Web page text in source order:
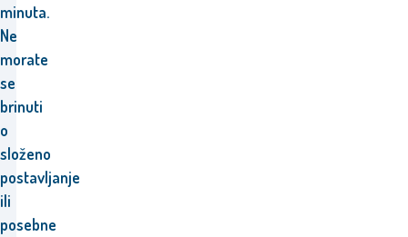
minuta.
Ne
morate
se
brinuti
o
složeno
postavljanje
ili
posebne